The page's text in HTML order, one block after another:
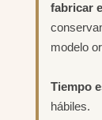
fabricar
modelo
Tiempo
hábiles.